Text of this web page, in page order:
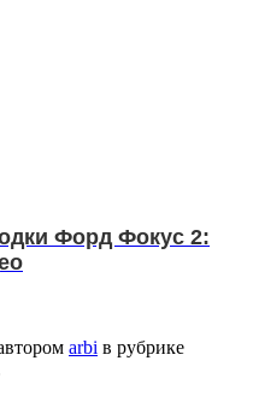
Форд Фокус 2:
arbi в рубрике